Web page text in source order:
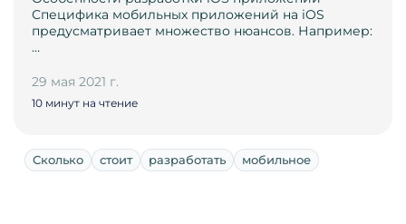
Специфика мобильных приложений на iOS
предусматривает множество нюансов. Например:
…
29 мая 2021 г.
10 минут на чтение
Сколько стоит разработать мобильное